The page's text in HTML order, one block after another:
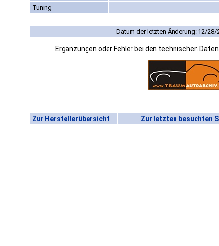
Tuning
Datum der letzten Änderung: 12/28/
Ergänzungen oder Fehler bei den technischen
Zur Herstellerübersicht Zur letzten besuchten